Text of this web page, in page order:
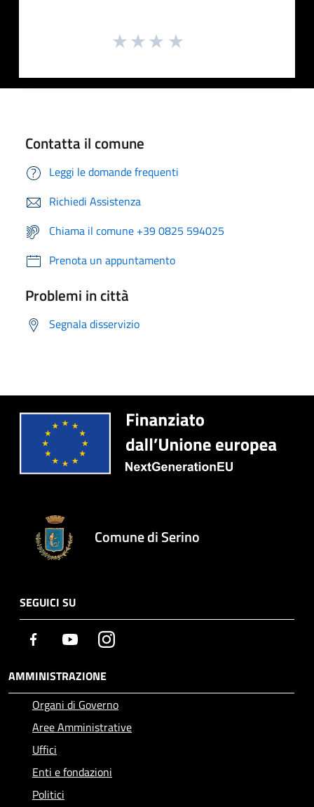
Contatta il comune
Leggi le domande frequenti
Richiedi Assistenza
Chiama il comune +39 0825 594025
Prenota un appuntamento
Problemi in città
Segnala disservizio
Comune di Serino
SEGUICI SU
Facebook YoutubeInstagram
AMMINISTRAZIONE
Organi di Governo
Aree Amministrative
Uffici
Enti e fondazioni
Politici